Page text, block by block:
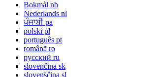
Bokmål nb
Nederlands nl
ਪੰਜਾਬੀ pa
polski pl
português pt
română ro
русский ru
slovenčina sk
slovenščina sl